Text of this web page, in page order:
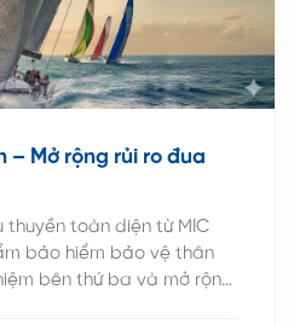
– Mở rộng rủi ro đua
thuyền toàn diện từ MIC
bảo hiểm bảo vệ thân
bên thứ ba và mở rộng